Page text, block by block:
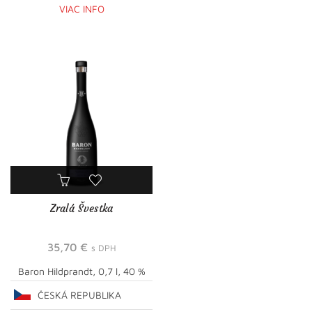
VIAC INFO
Zralá Švestka
35,70 € s DPH
Baron Hildprandt, 0,7 l, 40 %
ČESKÁ REPUBLIKA